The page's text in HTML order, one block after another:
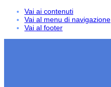
Vai ai contenuti
Vai al menu di navigazione
Vai al footer